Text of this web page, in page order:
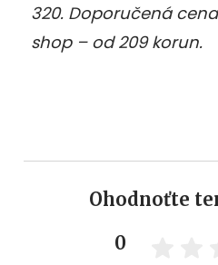
320. Doporučená
shop – od 209 korun.
Ohodnoťte
0